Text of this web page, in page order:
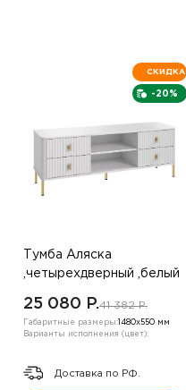
-20%
СКИДКА
Тумба Аляска
,четырехдверный ,белый
25 080 P.41 382 P.
Габаритные размеры: 1480х550 мм
Варианты исполнения (цвет):
Доставка по РФ.